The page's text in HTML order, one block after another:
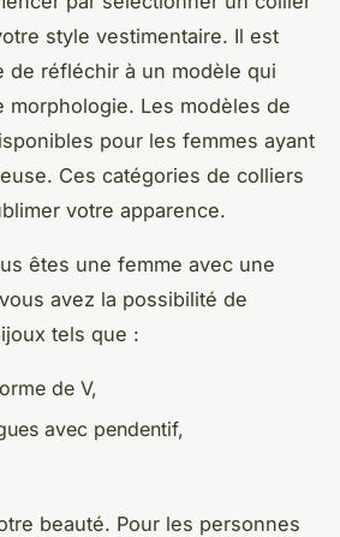
style vestimentaire. Il est
de réfléchir à un modèle qui
morphologie. Les modèles de
pour les femmes ayant
Ces catégories de colliers
votre apparence.
êtes une femme avec une
avez la possibilité de
tels que :
de V,
avec pendentif,
beauté. Pour les personnes